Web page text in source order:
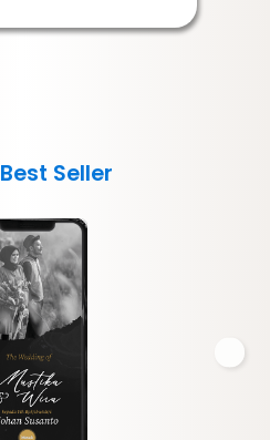
Best Seller